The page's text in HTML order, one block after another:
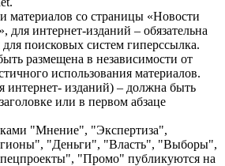
материалов со страницы «Новости
интернет-изданий – обязательна
поисковых систем гиперссылка.
размещена в независимости от
использования материалов.
интернет- изданий) – должна быть
или в первом абзаце
"Мнение", "Экспертиза",
"Деньги", "Власть", "Выборы",
"Промо" публикуются на